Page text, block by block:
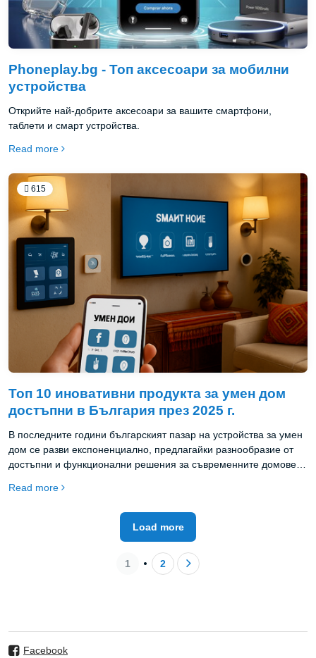
Phoneplay.bg - Топ аксесоари за мобилни
устройства
Открийте най-добрите аксесоари за вашите смартфони,
таблети и смарт устройства.
Read more
615
Топ 10 иновативни продукта за умен дом
достъпни в България през 2025 г.
В последните години българският пазар на устройства за умен
дом се разви експоненциално, предлагайки разнообразие от
достъпни и функционални решения за съвременните домове.
продукти, които съчетават върхова технология с практична
Read more
Load more
1 2
Facebook